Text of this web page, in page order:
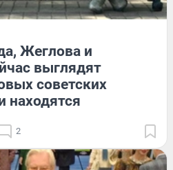
Жеглова и
выглядят
советских
находятся
2